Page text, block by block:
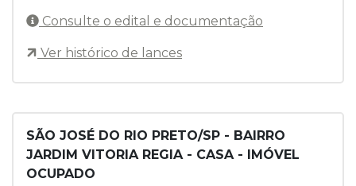
SÃO JOSÉ DO RIO PRETO/SP - BAIRRO
JARDIM VITORIA REGIA - CASA - IMÓVEL
OCUPADO
Consulte o edital e documentação
Ver histórico de lances